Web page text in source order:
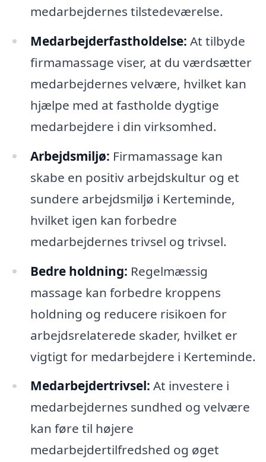
medarbejdernes tilstedeværelse.
Medarbejderfastholdelse: At tilbyde
firmamassage viser, at du værdsætter
medarbejdernes velvære, hvilket kan
hjælpe med at fastholde dygtige
medarbejdere i din virksomhed.
Arbejdsmiljø: Firmamassage kan
skabe en positiv arbejdskultur og et
sundere arbejdsmiljø i Kerteminde,
hvilket igen kan forbedre
medarbejdernes trivsel og trivsel.
Bedre holdning: Regelmæssig
massage kan forbedre kroppens
holdning og reducere risikoen for
arbejdsrelaterede skader, hvilket er
vigtigt for medarbejdere i Kerteminde.
Medarbejdertrivsel: At investere i
medarbejdernes sundhed og velvære
kan føre til højere
medarbejdertilfredshed og øget